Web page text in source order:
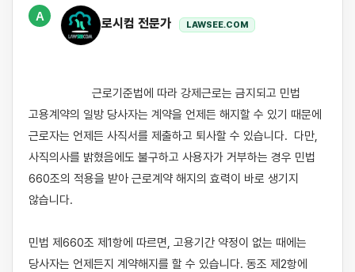
A
로시컴 전문가 LAWSEE.COM
고용계약의 일방 당사자는 계약을 언제든 해지할 수 있기 때문에
근로자는 언제든 사직서를 제출하고 퇴사할 수 있습니다.  다만,
사직의사를 밝혔음에도 불구하고 사용자가 거부하는 경우 민법
660조의 적용을 받아 근로계약 해지의 효력이 바로 생기지
않습니다.
민법 제660조 제1항에 따르면, 고용기간 약정이 없는 때에는
당사자는 언제든지 계약해지를 할 수 있습니다. 동조 제2항에